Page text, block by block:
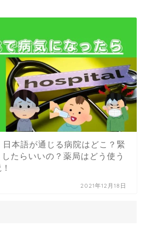
本語が通じる病院はどこ？緊
たらいいの？薬局はどう使う
2021年12月18日